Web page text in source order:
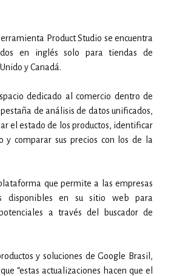
Product Studio se encuentra
en inglés solo para tiendas de
y Canadá.
dedicado al comercio dentro de
de análisis de datos unificados,
el estado de los productos, identificar
y comparar sus precios con los de la
que permite a las empresas
disponibles en su sitio web para
a través del buscador de
y soluciones de Google Brasil,
“estas actualizaciones hacen que el